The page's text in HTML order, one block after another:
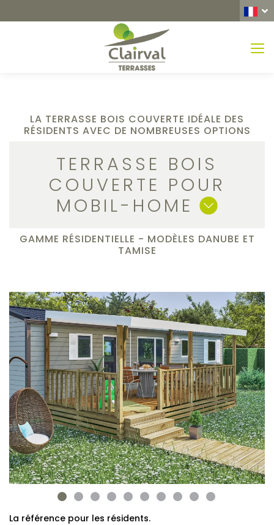
LA TERRASSE BOIS COUVERTE IDÉALE DES
RÉSIDENTS AVEC DE NOMBREUSES OPTIONS
TERRASSE BOIS
COUVERTE POUR
MOBIL-HOME
GAMME RÉSIDENTIELLE - MODÈLES DANUBE ET
TAMISE
La référence pour les résidents.